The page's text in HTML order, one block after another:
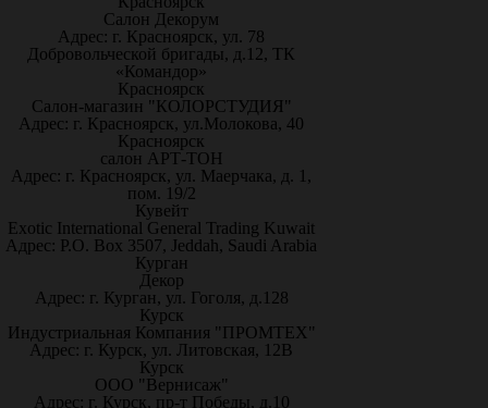
Салон Декорум
Адрес: г. Красноярск, ул. 78
Добровольческой бригады, д.12, ТК
«Командор»
Красноярск
Салон-магазин "КОЛОРСТУДИЯ"
Адрес: г. Красноярск, ул.Молокова, 40
Красноярск
салон АРТ-ТОН
Адрес: г. Красноярск, ул. Маерчака, д. 1,
пом. 19/2
Кувейт
Exotic International General Trading Kuwait
Адрес: P.O. Box 3507, Jeddah, Saudi Arabia
Курган
Декор
Адрес: г. Курган, ул. Гоголя, д.128
Курск
Индустриальная Компания "ПРОМТЕХ"
Адрес: г. Курск, ул. Литовская, 12В
Курск
ООО "Вернисаж"
Адрес: г. Курск, пр-т Победы, д.10